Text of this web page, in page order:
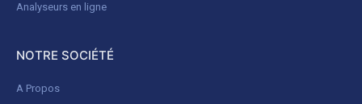
Analyseurs en ligne
NOTRE SOCIÉTÉ
A Propos